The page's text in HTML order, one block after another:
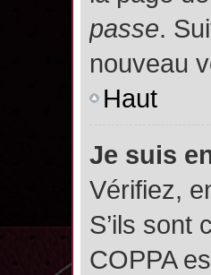
passe.
nouveau
Haut
Je suis
Vérifiez,
S’ils sont
COPPA